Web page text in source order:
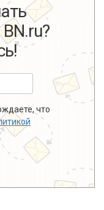
что